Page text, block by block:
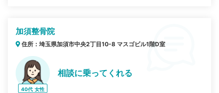
加須整骨院
住所：埼玉県加須市中央2丁目10-8 マスゴビル1階D室
40代 女性
相談に乗ってくれる